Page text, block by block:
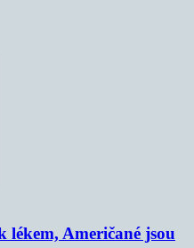
Američané jsou